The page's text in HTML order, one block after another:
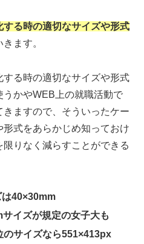
る時の適切なサイズや形式
ます。
る時の適切なサイズや形式
かやWEB上の就職活動で
ますので、そういったケー
式をあらかじめ知っておけ
りなく減らすことができる
は40×30mm
イズが規定の女子大も
のサイズなら551×413px